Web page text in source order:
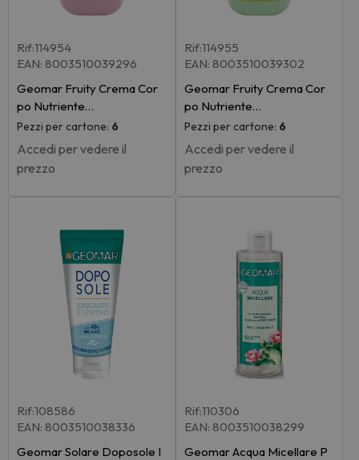
Rif:114954
EAN: 8003510039296
Geomar Fruity Crema Cor
po Nutriente…
Pezzi per cartone: 6
Accedi per vedere il
prezzo
Rif:114955
EAN: 8003510039302
Geomar Fruity Crema Cor
po Nutriente…
Pezzi per cartone: 6
Accedi per vedere il
prezzo
Rif:108586
EAN: 8003510038336
Geomar Solare Doposole I
Rif:110306
EAN: 8003510038299
Geomar Acqua Micellare P